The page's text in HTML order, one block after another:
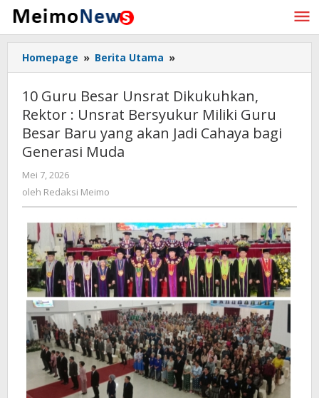
Lewati
konten
Homepage » Berita Utama »
Guru
Besar
Unsrat
Dikukuhkan,
Rektor
Guru
Besar
Baru
yang
akan
Jadi
Cahaya
bagi
Generasi
Muda
10 Guru Besar Unsrat Dikukuhkan,
Rektor : Unsrat Bersyukur Miliki Guru
Besar Baru yang akan Jadi Cahaya bagi
Generasi Muda
Mei 7, 2026
Redaksi
oleh Redaksi Meimo